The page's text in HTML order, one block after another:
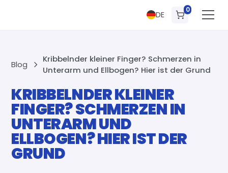
DE 0
Blog
Kribbelnder kleiner Finger? Schmerzen in
Unterarm und Ellbogen? Hier ist der Grund
KRIBBELNDER KLEINER
FINGER? SCHMERZEN IN
UNTERARM UND
ELLBOGEN? HIER IST DER
GRUND